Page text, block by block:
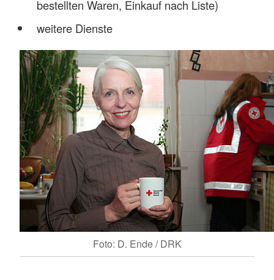
Foto: D. Ende / DRK
bestellten Waren, Einkauf nach Liste)
weitere Dienste